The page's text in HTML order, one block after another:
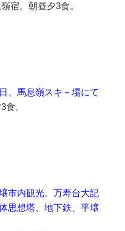
宿。朝昼夕3食。
、馬息嶺スキ－場にて
。
市内観光。万寿台大記
思想塔、地下鉄、平壌